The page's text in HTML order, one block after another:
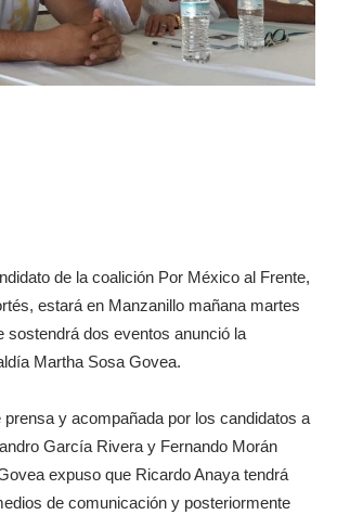
de la coalición Por México al Frente,
estará en Manzanillo mañana martes
sostendrá dos eventos anunció la
Martha Sosa Govea.
prensa y acompañada por los candidatos a
García Rivera y Fernando Morán
expuso que Ricardo Anaya tendrá
de comunicación y posteriormente